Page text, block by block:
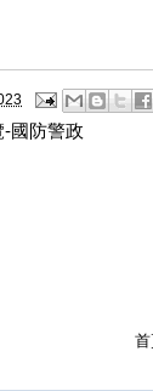
-國防警政